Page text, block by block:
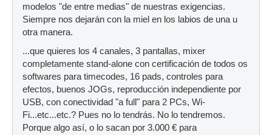
modelos "de entre medias" de nuestras exigencias.
Siempre nos dejarán con la miel en los labios de una u
otra manera.
...que quieres los 4 canales, 3 pantallas, mixer
completamente stand-alone con certificación de todos os
softwares para timecodes, 16 pads, controles para
efectos, buenos JOGs, reproducción independiente por
USB, con conectividad "a full" para 2 PCs, Wi-
Fi...etc...etc.? Pues no lo tendrás. No lo tendremos.
Porque algo así, o lo sacan por 3.000 € para